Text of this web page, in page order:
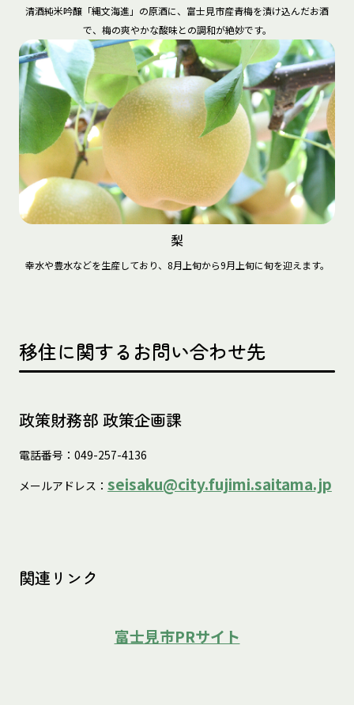
清酒純米吟醸「縄文海進」の原酒に、富士見市産青梅を漬け込んだお酒
で、梅の爽やかな酸味との調和が絶妙です。
梨
幸水や豊水などを生産しており、8月上旬から9月上旬に旬を迎えます。
移住に関するお問い合わせ先
政策財務部 政策企画課
電話番号：049-257-4136
メールアドレス： seisaku@city.fujimi.saitama.jp
関連リンク
富士見市PRサイト